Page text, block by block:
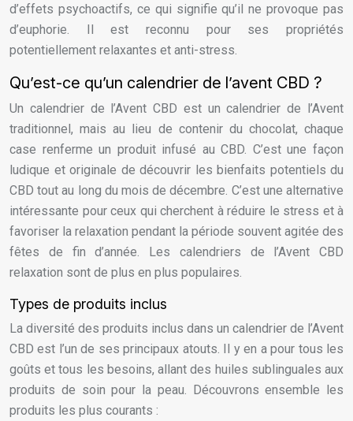
d’effets psychoactifs, ce qui signifie qu’il ne provoque pas
d’euphorie. Il est reconnu pour ses propriétés
potentiellement relaxantes et anti-stress.
Qu’est-ce qu’un calendrier de l’avent CBD ?
Un calendrier de l’Avent CBD est un calendrier de l’Avent
traditionnel, mais au lieu de contenir du chocolat, chaque
case renferme un produit infusé au CBD. C’est une façon
ludique et originale de découvrir les bienfaits potentiels du
CBD tout au long du mois de décembre. C’est une alternative
intéressante pour ceux qui cherchent à réduire le stress et à
favoriser la relaxation pendant la période souvent agitée des
fêtes de fin d’année. Les calendriers de l’Avent CBD
relaxation sont de plus en plus populaires.
Types de produits inclus
La diversité des produits inclus dans un calendrier de l’Avent
CBD est l’un de ses principaux atouts. Il y en a pour tous les
goûts et tous les besoins, allant des huiles sublinguales aux
produits de soin pour la peau. Découvrons ensemble les
produits les plus courants :